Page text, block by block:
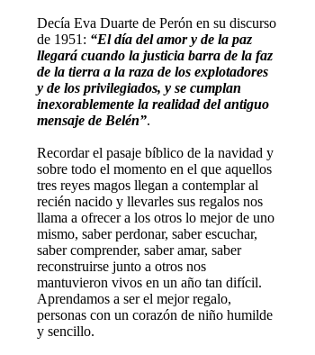
Decía Eva Duarte de Perón en su discurso
de 1951: “El día del amor y de la paz
llegará cuando la justicia barra de la faz
de la tierra a la raza de los explotadores
y de los privilegiados, y se cumplan
inexorablemente la realidad del antiguo
mensaje de Belén”.
Recordar el pasaje bíblico de la navidad y
sobre todo el momento en el que aquellos
tres reyes magos llegan a contemplar al
recién nacido y llevarles sus regalos nos
llama a ofrecer a los otros lo mejor de uno
mismo, saber perdonar, saber escuchar,
saber comprender, saber amar, saber
reconstruirse junto a otros nos
mantuvieron vivos en un año tan difícil.
Aprendamos a ser el mejor regalo,
personas con un corazón de niño humilde
y sencillo.